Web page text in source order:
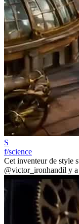
S
f/science
Cet inventeur de style
@victor_ironhandil y